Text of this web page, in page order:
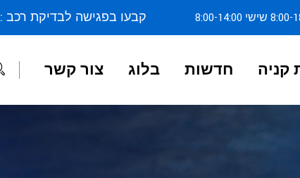
קבעו בפגישה לבדיקת רכב :
קניה חדשות בלוג צור קשר